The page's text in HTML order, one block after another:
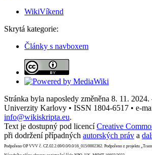
WikiVíkend
Skrytá kategorie:
Články s navboxem
Stránka byla naposledy změněna 8. 11.
Univerzity Karlovy • ISSN 1804-6517 • e-
info@wikiskripta.eu.
Text je dostupný pod licencíCreative
při dodržení případných autorských práv a
Podpořeno OP VVV č. CZ.02.2.69/0.0/0.0/16_015/0002362. Podpořeno z projektu